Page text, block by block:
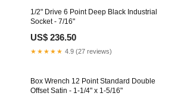
1/2" Drive 6 Point Deep Black Industrial
Socket - 7/16"
US$ 236.50
★★★★★ 4.9 (27 reviews)
Box Wrench 12 Point Standard Double
Offset Satin - 1-1/4" x 1-5/16"